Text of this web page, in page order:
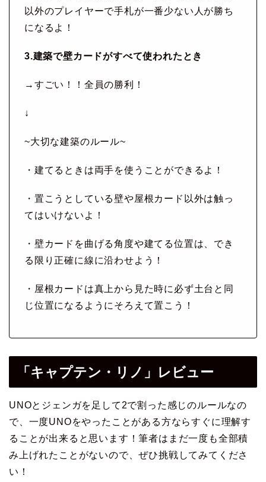
以外のプレイヤーで手札が一番少ない人が勝ち
になるよ！
3.建築で壁カードがすべて使われたとき
→すごい！！全員の勝利！
↓
~大切な建築のルール~
・建てるときは両手を使うことができるよ！
・置こうとしている壁や屋根カード以外は触っ
てはいけないよ！
・壁カードを曲げる角度や建てる位置は、でき
る限り正確に線に沿わせよう！
・屋根カードは真上から見た時に必ず土台と同
じ位置になるようにそろえて置こう！
「キャプテン・リノ」レビュー
UNOとジェンガを足して2で割った感じのルールなの
で、一度UNOをやったことがある方ならすぐに理解す
ることが出来ると思います！筆者はまだ一度も全部積
み上げれたことがないので、ぜひ挑戦してみてくださ
い！